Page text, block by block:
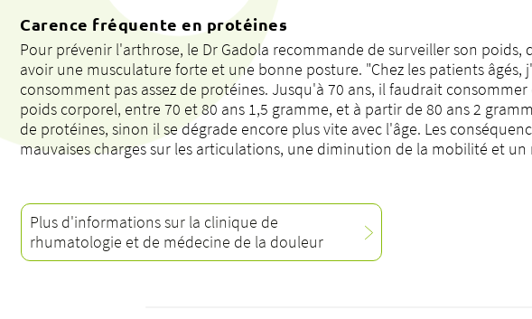
Carence fréquente en protéines
Pour prévenir l'arthrose, le Dr Gadola recommande de surveiller son poids,
avoir une musculature forte et une bonne posture. "Chez les patients âgés,
consomment pas assez de protéines. Jusqu'à 70 ans, il faudrait
poids corporel, entre 70 et 80 ans 1,5 gramme, et à partir de 80 ans 2
de protéines, sinon il se dégrade encore plus vite avec l'âge. Les
mauvaises charges sur les articulations, une diminution de la mobilité et un
Plus d'informations sur la clinique de
rhumatologie et de médecine de la douleur